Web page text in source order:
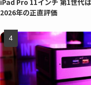
iPad Pro 11インチ 第1世代
2026年の正直評価